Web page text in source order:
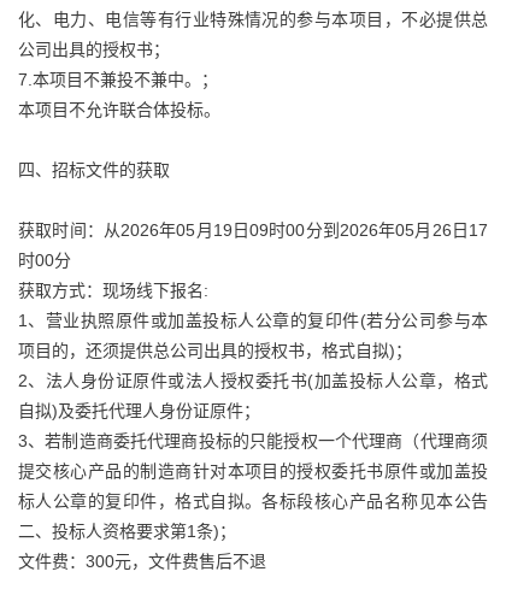
化、电力、电信等有行业特殊情况的参与本项目，不必提供总
公司出具的授权书；
7.本项目不兼投不兼中。；
本项目不允许联合体投标。
四、招标文件的获取
获取时间：从2026年05月19日09时00分到2026年05月26日17
时00分
获取方式：现场线下报名:
1、营业执照原件或加盖投标人公章的复印件(若分公司参与本
项目的，还须提供总公司出具的授权书，格式自拟)；
2、法人身份证原件或法人授权委托书(加盖投标人公章，格式
自拟)及委托代理人身份证原件；
3、若制造商委托代理商投标的只能授权一个代理商（代理商须
提交核心产品的制造商针对本项目的授权委托书原件或加盖投
标人公章的复印件，格式自拟。各标段核心产品名称见本公告
二、投标人资格要求第1条)；
文件费：300元，文件费售后不退